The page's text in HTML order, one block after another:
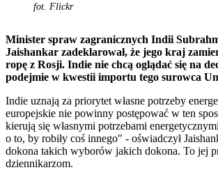
fot. Flickr
Minister spraw zagranicznych Indii
Jaishankar zadeklarował, że jego kraj
ropę z Rosji. Indie nie chcą oglądać się na
podejmie w kwestii importu tego surowca
Indie uznają za priorytet własne potrzeby
europejskie nie powinny postępować w ten
kierują się własnymi potrzebami
o to, by robiły coś innego" - oświadczył
dokona takich wyborów jakich dokona. To jej
dziennikarzom.